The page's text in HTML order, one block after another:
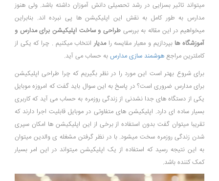
میتواند تاثیر بسزایی در رشد تحصیلی دانش آموزان داشته باشد. ولی هنوز
مدارس به طور کامل به نقش این اپلیکیشن ها پی نبرده اند. بنابراین
میخواهیم در این مقاله به بررسی طراحی و ساخت اپلیکیشن برای مدارس و
آموزشگاه ها بپردازیم و معیار مقایسه رامدیارانتخاب میکنیم . چرا که یکی از
کاملترین مراجع هوشمند سازی مدارس به حساب می آید.
برای شروع بهتر است این مورد را در نظر بگیریم که چرا طراحی اپلیکیشن
برای مدارس ضروری است؟ در پاسخ به این سوال باید گفت که امروزه موبایل
یکی از دستگاه های جدا نشدنی از زندگی روزمره به حساب می آید که کاربری
بسیار ساده ای دارد. اپلیکیشن های متفاوتی در موبایل قابلیت اجرا دارند که
تقریبا میتوان گفت بدون استفاده از برخی از این اپلیکیشن ها امکان سپری
شدن زندگی روزمره سخت میشود. با در نظر گرفتن مشغله ی والدین میتوان
به این نتیجه رسید که استفاده از یک اپلیکیشن میتواند در این امر بسیار
کمک کننده باشد.